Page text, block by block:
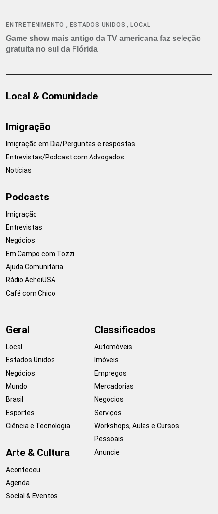
ENTRETENIMENTO ,ESTADOS UNIDOS ,LOCAL
Game show mais antigo da TV americana faz seleção
gratuita no sul da Flórida
Local & Comunidade
Imigração
Imigração em Dia/Perguntas e respostas
Entrevistas/Podcast com Advogados
Notícias
Podcasts
Imigração
Entrevistas
Negócios
Em Campo com Tozzi
Ajuda Comunitária
Rádio AcheiUSA
Café com Chico
Geral
Local
Estados Unidos
Negócios
Mundo
Brasil
Esportes
Ciência e Tecnologia
Arte & Cultura
Aconteceu
Agenda
Social & Eventos
Classificados
Automóveis
Imóveis
Empregos
Mercadorias
Negócios
Serviços
Workshops, Aulas e Cursos
Pessoais
Anuncie